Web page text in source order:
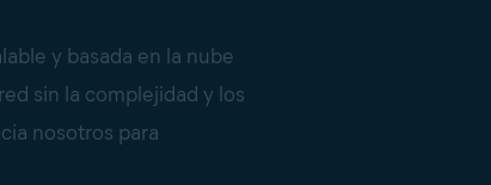
y basada en la nube
sin la complejidad y los
nosotros para